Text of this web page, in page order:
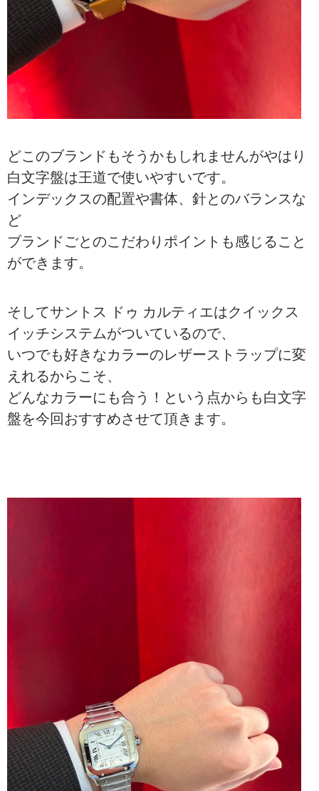
どこのブランドもそうかもしれませんがやはり
白文字盤は王道で使いやすいです。
インデックスの配置や書体、針とのバランスな
ど
ブランドごとのこだわりポイントも感じること
ができます。
そしてサントス ドゥ カルティエはクイックス
イッチシステムがついているので、
いつでも好きなカラーのレザーストラップに変
えれるからこそ、
どんなカラーにも合う！という点からも白文字
盤を今回おすすめさせて頂きます。